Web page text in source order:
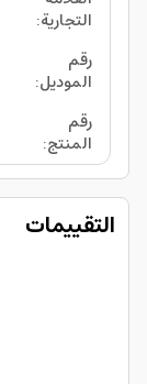
التجارية:
رقم
الموديل:
رقم
المنتج:
التقييمات